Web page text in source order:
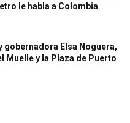
le habla a Colombia
gobernadora Elsa Noguera,
Muelle y la Plaza de Puerto